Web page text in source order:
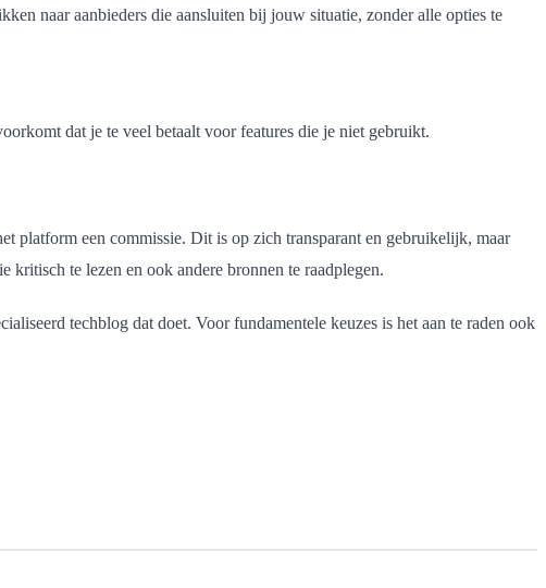
naar aanbieders die aansluiten bij jouw situatie, zonder alle opties te
dat je te veel betaalt voor features die je niet gebruikt.
platform een commissie. Dit is op zich transparant en gebruikelijk, maar
kritisch te lezen en ook andere bronnen te raadplegen.
techblog dat doet. Voor fundamentele keuzes is het aan te raden ook